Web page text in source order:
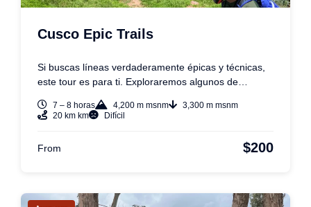
Cusco Epic Trails
Si buscas líneas verdaderamente épicas y técnicas,
este tour es para ti. Exploraremos algunos de…
7 – 8 horas 4,200 m msnm
3,300 m msnm
20 km km
Difícil
From $200